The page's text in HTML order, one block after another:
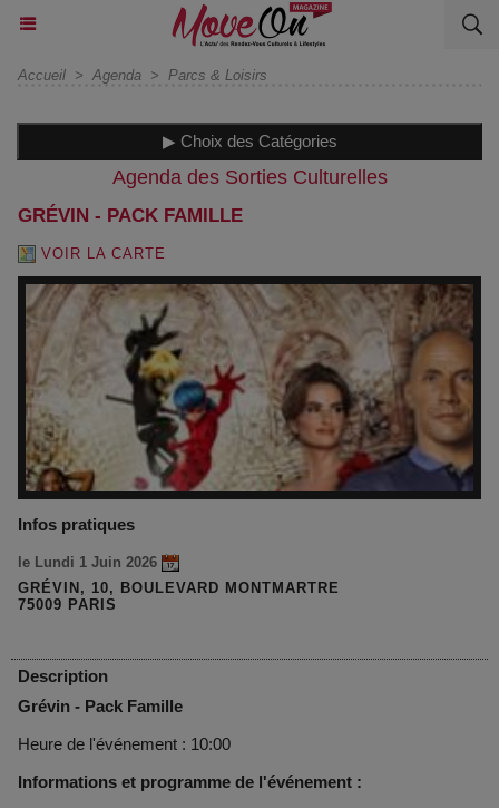
Accueil > Agenda > Parcs & Loisirs
▶ Choix des Catégories
Agenda des Sorties Culturelles
GRÉVIN - PACK FAMILLE
VOIR LA CARTE
Infos pratiques
le Lundi 1 Juin 2026
GRÉVIN, 10, BOULEVARD MONTMARTRE
75009 PARIS
Description
Grévin - Pack Famille
Heure de l'événement : 10:00
Informations et programme de l'événement :